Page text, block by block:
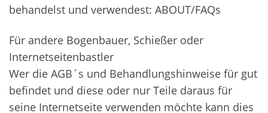
behandelst und verwendest: ABOUT/FAQs
Für andere Bogenbauer, Schießer oder
Internetseitenbastler
Wer die AGB´s und Behandlungshinweise für gut
befindet und diese oder nur Teile daraus für
seine Internetseite verwenden möchte kann dies